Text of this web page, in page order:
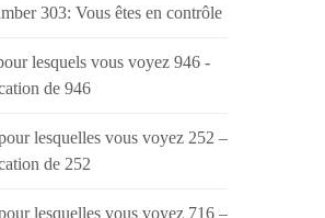
303: Vous êtes en contrôle
lesquels vous voyez 946 -
de 946
lesquelles vous voyez 252 –
de 252
lesquelles vous voyez 716 –